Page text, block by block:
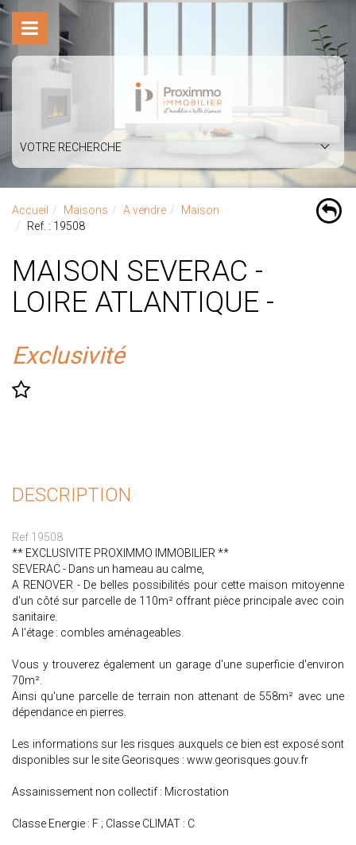
VOTRE RECHERCHE
Accueil Maisons A vendre
Maison
Ref. : 19508
MAISON SEVERAC -
LOIRE ATLANTIQUE -
Exclusivité
DESCRIPTION
Ref 19508
** EXCLUSIVITE PROXIMMO IMMOBILIER **
SEVERAC - Dans un hameau au calme,
A RENOVER - De belles possibilités pour cette maison mitoyenne
d'un côté sur parcelle de 110m² offrant pièce principale avec coin
sanitaire.
A l'étage : combles aménageables.
Vous y trouverez également un garage d'une superficie d'environ
70m².
Ainsi qu'une parcelle de terrain non attenant de 558m² avec une
dépendance en pierres.
Les informations sur les risques auxquels ce bien est exposé sont
disponibles sur le site Georisques : www.georisques.gouv.fr
Assainissement non collectif : Microstation
Classe Energie : F ; Classe CLIMAT : C